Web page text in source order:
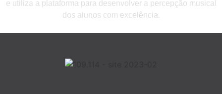
e utiliza a plataforma para desenvolver a percepção musical
dos alunos com excelência.